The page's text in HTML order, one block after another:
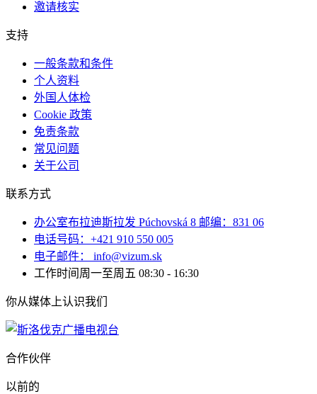
邀请核实
支持
一般条款和条件
个人资料
外国人体检
Cookie 政策
免责条款
常见问题
关于公司
联系方式
办公室布拉迪斯拉发 Púchovská 8 邮编：831 06
电话号码：+421 910 550 005
电子邮件： info@vizum.sk
工作时间周一至周五 08:30 - 16:30
你从媒体上认识我们
合作伙伴
以前的